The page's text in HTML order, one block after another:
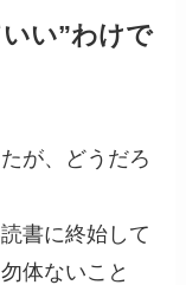
い”わけで
が、どうだろ
書に終始して
体ないこと